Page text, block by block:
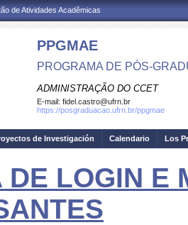
de Atividades Acadêmicas
PPGMAE
PROGRAMA DE PÓS-
ADMINISTRAÇÃO DO CCET
E-mail: fidel.castro@ufrn.br
https://posgraduacao.ufrn.br/ppgmae
de Investigación Calendario Los
DE LOGIN E